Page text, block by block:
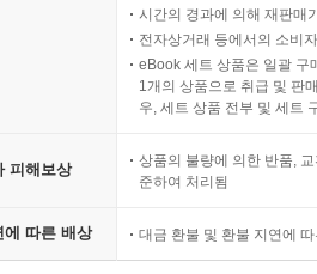
시간의 경과에 의해 재판매
전자상거래 등에서의 소비
eBook 세트 상품은 일괄 구
1개의 상품으로 취급 및 판
우, 세트 상품 전부 및 세트
피해보상
상품의 불량에 의한 반품,
준하여 처리됨
에 따른 배상 대금 환불 및 환불 지연에